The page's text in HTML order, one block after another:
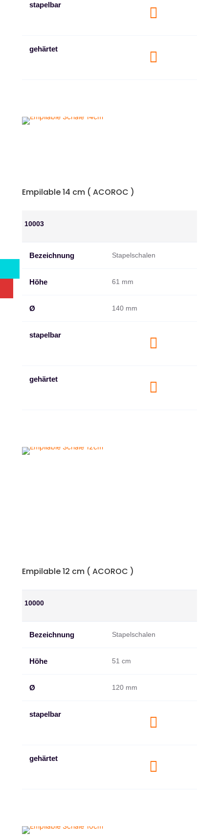
stapelbar

gehärtet

Empilable 14 cm ( ACOROC )
10003
Bezeichnung Stapelschalen
Höhe 61 mm
Ø 140 mm
stapelbar

gehärtet

Empilable 12 cm ( ACOROC )
10000
Bezeichnung Stapelschalen
Höhe 51 cm
Ø 120 mm
stapelbar

gehärtet
